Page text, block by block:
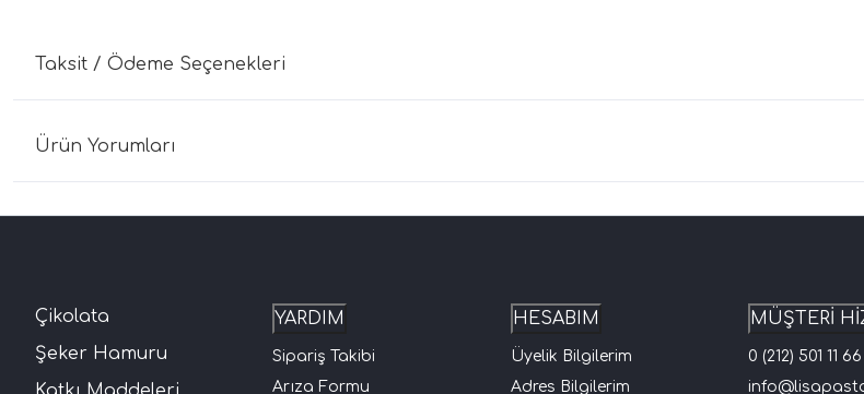
Taksit / Ödeme Seçenekleri
Ürün Yorumları
Çikolata
Şeker Hamuru
YARDIM
Sipariş Takibi
Arıza Formu
HESABIM
Üyelik Bilgilerim
Adres Bilgilerim
MÜŞTERİ
0 (212) 501 11 66